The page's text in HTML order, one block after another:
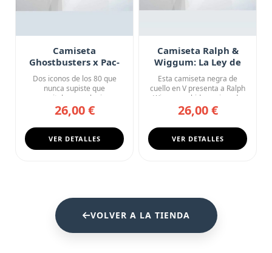
Camiseta
Ghostbusters x Pac-
Man: A Quién Vas a
Llamar
Dos iconos de los 80 que
nunca supiste que
necesitabas en el mismo
diseño. Ha...
26,00 €
VER DETALLES
Camiseta Ralph &
Wiggum: La Ley de
Springfield
Esta camiseta negra de
cuello en V presenta a Ralph
Wiggum subido encima de
s...
26,00 €
VER DETALLES
VOLVER A LA TIENDA